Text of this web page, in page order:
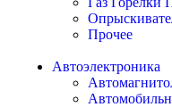
Прочее
Автоэлектроника